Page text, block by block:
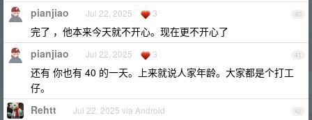
40
pianjiao Jul 22, 2025 3
完了 ，他本来今天就不开心。现在更不开心了
41
pianjiao Jul 22, 2025 3
还有 你也有 40 的一天。上来就说人家年龄。大家都是个打工
仔。
42
Rehtt Jul 22, 2025 via Android